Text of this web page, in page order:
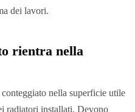
dei lavori.
rientra nella
conteggiato nella superficie utile
radiatori installati. Devono